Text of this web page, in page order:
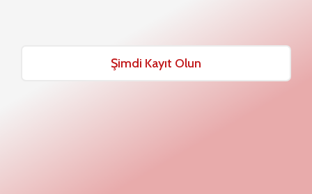
Şimdi Kayıt Olun